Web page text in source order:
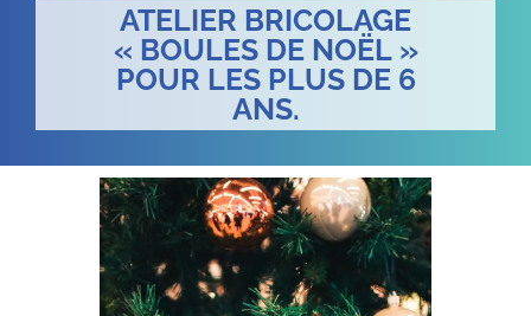
ATELIER BRICOLAGE
« BOULES DE NOËL »
POUR LES PLUS DE 6
ANS.